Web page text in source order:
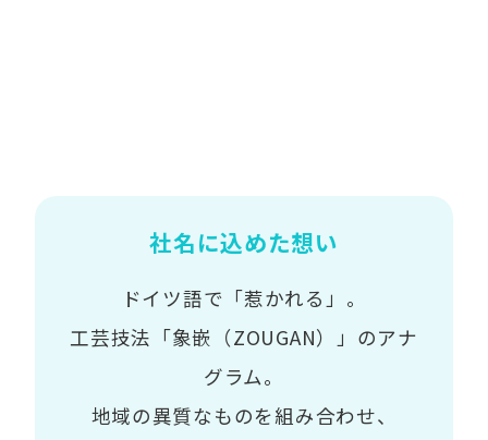
社名に込めた想い
ドイツ語で「惹かれる」。
工芸技法「象嵌（ZOUGAN）」のアナ
グラム。
地域の異質なものを組み合わせ、